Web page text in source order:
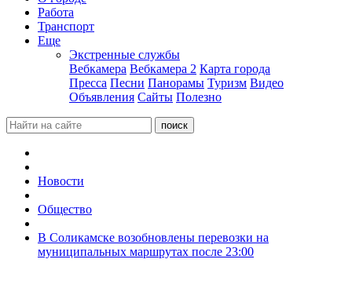
Работа
Транспорт
Еще
Экстренные службы
Вебкамера Вебкамера 2 Карта города
Пресса Песни Панорамы Туризм Видео
Объявления Сайты Полезно
Новости
Общество
В Соликамске возобновлены перевозки на
муниципальных маршрутах после 23:00